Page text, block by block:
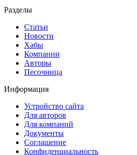
Разделы
Статьи
Новости
Хабы
Компании
Авторы
Песочница
Информация
Устройство сайта
Для авторов
Для компаний
Документы
Соглашение
Конфиденциальность